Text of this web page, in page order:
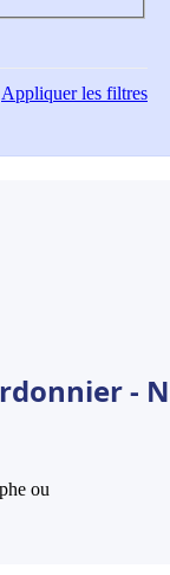
Appliquerles filtres
-
ou